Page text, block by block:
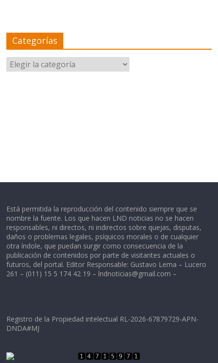
Categorías
Categorías
Está permitida la reproducción del contenido siempre que se
nombre la fuente. Los que hacen LND noticias no se hacen
responsables, ni directos, ni indirectos sobre quejas, disputas,
daños o problemas legales, psíquicos morales o de cualquier
otra índole, que puedan surgir como consecuencia de la
publicación de contenidos por parte de visitantes actuales o
futuros, del portal. Editor Responsable: Gustavo Lema – Lucero
261 – (011) 15 5 174 42 19 – lndnoticias@gmail.com –
Registro de la Propiedad intelectual RL-2026-67879729-APN-
DNDA#MJ